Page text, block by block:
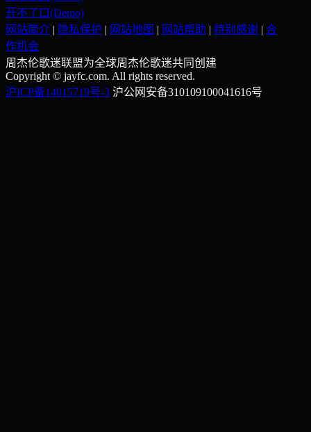
开不了口(Demo)
网站简介 | 隐私保护 | 网站地图 | 网站帮助 | 特别感谢 | 合
作机会
周杰伦歌迷联盟为全球周杰伦歌迷共同创建
Copyright © jayfc.com. All rights reserved.
沪ICP备14015719号-3 沪公网安备310109100041616号